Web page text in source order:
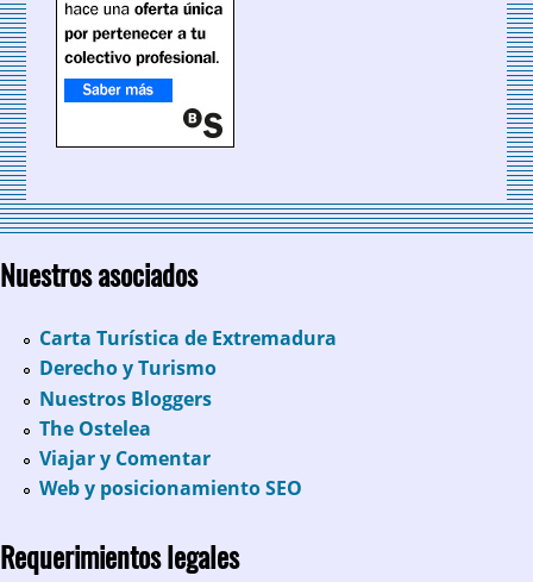
Nuestros asociados
Carta Turística de Extremadura
Derecho y Turismo
Nuestros Bloggers
The Ostelea
Viajar y Comentar
Web y posicionamiento SEO
Requerimientos legales